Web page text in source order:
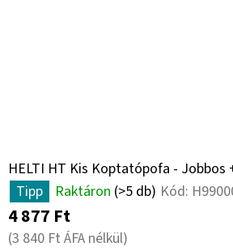
HELTI HT Kis Koptatópofa - Jobbos
Tipp
Raktáron (>5 db) Kód:
4 877 Ft
(3 840 Ft ÁFA nélkül)